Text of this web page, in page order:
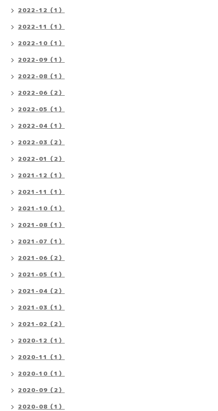
2022-12（1）
2022-11（1）
2022-10（1）
2022-09（1）
2022-08（1）
2022-06（2）
2022-05（1）
2022-04（1）
2022-03（2）
2022-01（2）
2021-12（1）
2021-11（1）
2021-10（1）
2021-08（1）
2021-07（1）
2021-06（2）
2021-05（1）
2021-04（2）
2021-03（1）
2021-02（2）
2020-12（1）
2020-11（1）
2020-10（1）
2020-09（2）
2020-08（1）